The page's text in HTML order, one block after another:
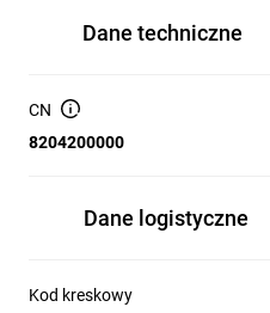
Dane techniczne
CN
8204200000
Dane logistyczne
Kod kreskowy